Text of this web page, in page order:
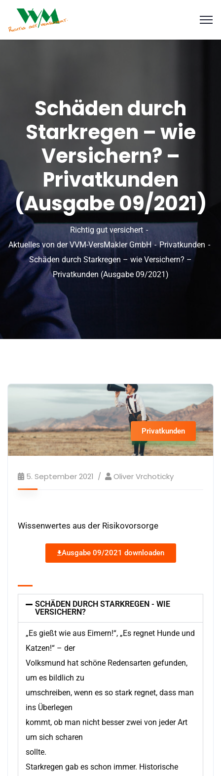
Schäden durch
Starkregen – wie
Versichern? –
Privatkunden
(Ausgabe 09/2021)
Richtig gut versichert
Aktuelles von der VVM-VersMakler GmbH
Privatkunden
Schäden durch Starkregen – wie Versichern? –
Privatkunden (Ausgabe 09/2021)
Privatkunden
5. September 2021 Oliver Vrchoticky
Wissenwertes aus der Risikovorsorge
Ausgabe 09/2021 downloaden
SCHÄDEN DURCH STARKREGEN - WIE
VERSICHERN?
„Es gießt wie aus Eimern!“, „Es regnet Hunde und
Katzen!“ – der
Volksmund hat schöne Redensarten gefunden,
um es bildlich zu
umschreiben, wenn es so stark regnet, dass man
ins Überlegen
kommt, ob man nicht besser zwei von jeder Art
um sich scharen
sollte.
Starkregen gab es schon immer. Historische